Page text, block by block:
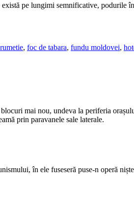
pe lungimi semnificative, podurile
, foc de tabara, fundu moldovei,
mai nou, undeva la periferia
prin paravanele sale laterale.
în ele fuseseră puse-n operă